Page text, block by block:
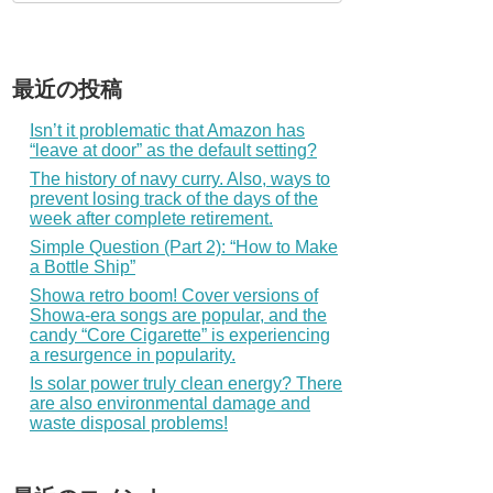
最近の投稿
Isn’t it problematic that Amazon has
“leave at door” as the default setting?
The history of navy curry. Also, ways to
prevent losing track of the days of the
week after complete retirement.
Simple Question (Part 2): “How to Make
a Bottle Ship”
Showa retro boom! Cover versions of
Showa-era songs are popular, and the
candy “Core Cigarette” is experiencing
a resurgence in popularity.
Is solar power truly clean energy? There
are also environmental damage and
waste disposal problems!